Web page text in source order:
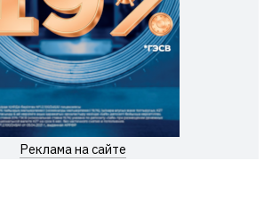
Реклама на сайте